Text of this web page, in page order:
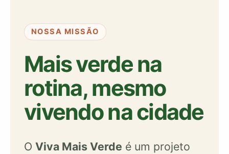
NOSSA MISSÃO
Mais verde na
rotina, mesmo
vivendo na cidade
O Viva Mais Verde é um projeto